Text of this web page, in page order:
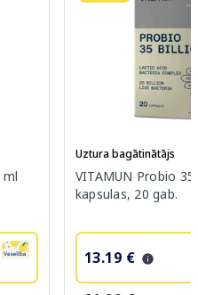
Uztura bagātinātājs
VITAMUN Probio
kapsulas, 20 gab.
13.19 €